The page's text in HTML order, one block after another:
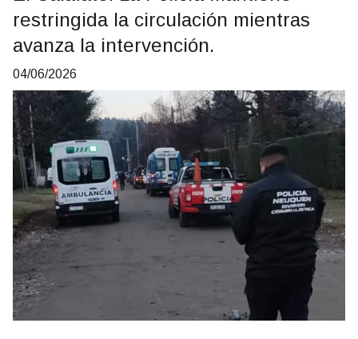
restringida la circulación mientras
avanza la intervención.
04/06/2026